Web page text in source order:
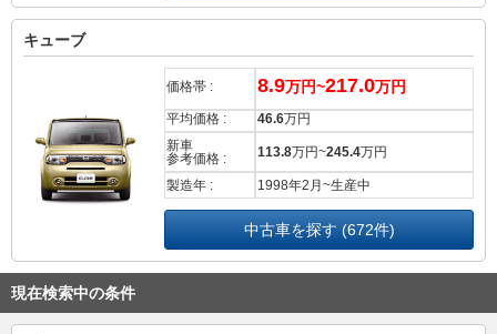
キューブ
価格帯 : 8.9万円~217.0万円
平均価格 : 46.6万円
新車
参考価格 :
113.8万円~245.4万円
製造年 : 1998年2月~生産中
中古車を探す (672件)
現在検索中の条件